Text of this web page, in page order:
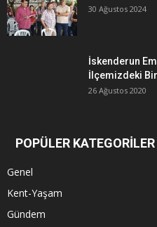
30 Ağustos 2024
İskenderun
İlçemizdeki Bir
26 Ağustos 2020
POPÜLER KATEGORİLER
Genel
Kent-Yaşam
Gündem